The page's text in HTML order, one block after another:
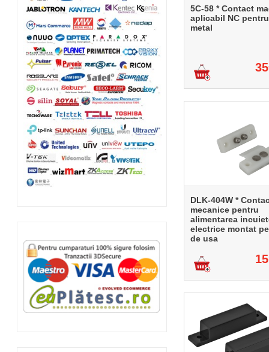
5C-58 * Contact
aplicabil NC
metal
35
DLK-404W *
mecanice pentru
alimentarea
electrice montat
de usa
15